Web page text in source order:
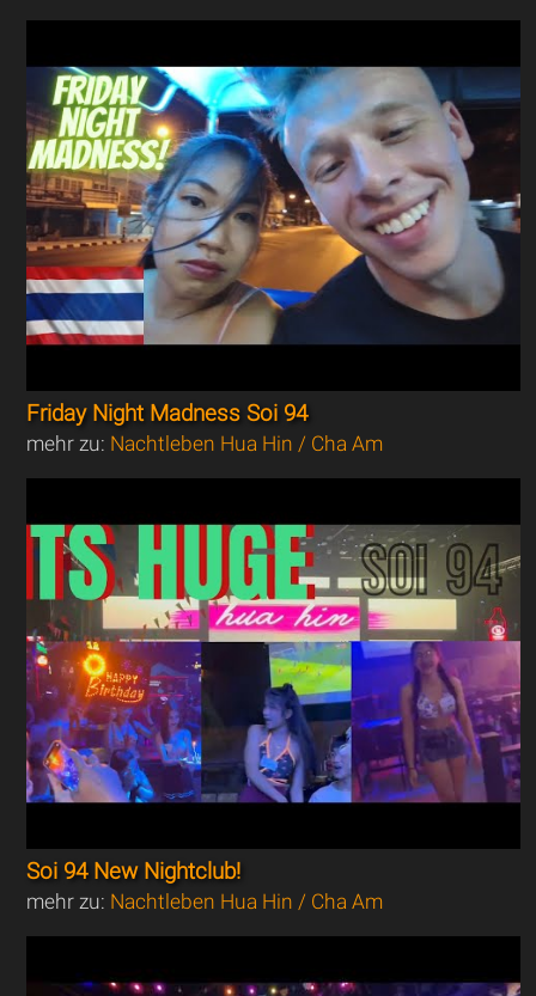
Friday Night Madness Soi 94
mehr zu: Nachtleben Hua Hin / Cha Am
Soi 94 New Nightclub!
mehr zu: Nachtleben Hua Hin / Cha Am